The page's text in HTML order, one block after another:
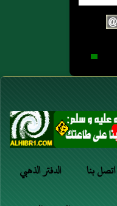
الدفتر الذهبي اتصل بنا